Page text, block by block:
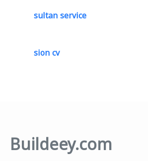
sultan service
sion cv
Buildeey.com